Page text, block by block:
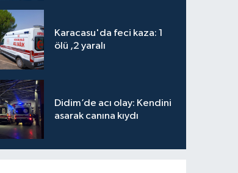
Karacasu'da feci kaza: 1
ölü ,2 yaralı
Didim’de acı olay: Kendini
asarak canına kıydı